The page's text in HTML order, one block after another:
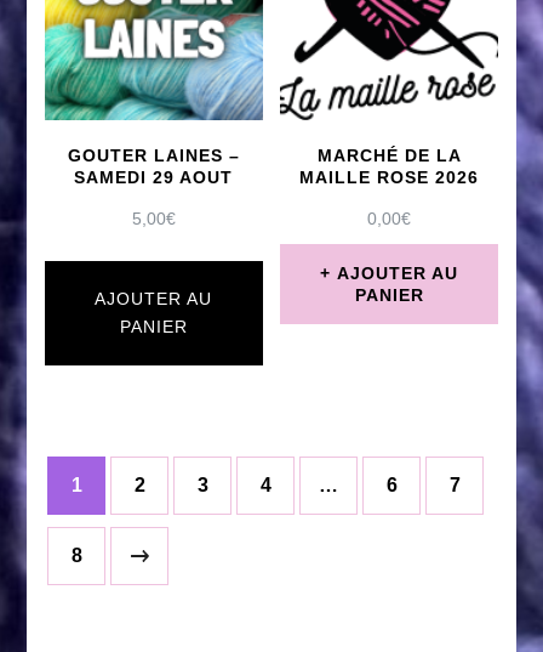
variations.
Les
options
être
choisies
sur
la
page
GOUTER LAINES –
SAMEDI 29 AOUT
5,00€
AJOUTER AU
PANIER
MARCHÉ DE LA
MAILLE ROSE 2026
0,00€
AJOUTER AU
PANIER
1 2 3 4 … 6 7
8